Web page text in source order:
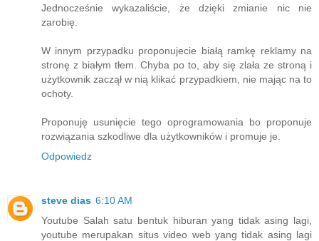
Jednocześnie wykazaliście, że dzięki zmianie nic nie
zarobię.
W innym przypadku proponujecie białą ramkę reklamy na
stronę z białym tłem. Chyba po to, aby się zlała ze stroną i
użytkownik zaczął w nią klikać przypadkiem, nie mając na to
ochoty.
Proponuję usunięcie tego oprogramowania bo proponuje
rozwiązania szkodliwe dla użytkowników i promuje je.
Odpowiedz
steve dias 6:10 AM
Youtube Salah satu bentuk hiburan yang tidak asing lagi,
youtube merupakan situs video web yang tidak asing lagi